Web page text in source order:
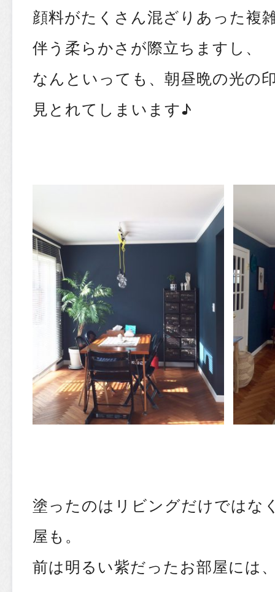
顔料がたくさん混ざりあった複
伴う柔らかさが際立ちますし、
なんといっても、朝昼晩の光の
見とれてしまいます♪
塗ったのはリビングだけではな
屋も。
前は明るい紫だったお部屋には